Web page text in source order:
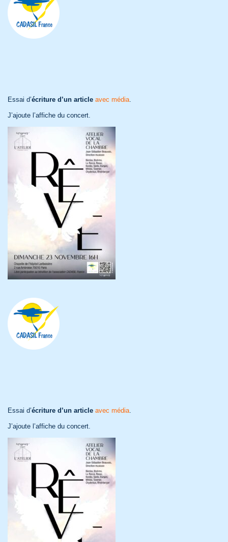
Essai d’écriture d’un article avec média.
J’ajoute l’affiche du concert.
Essai d’écriture d’un article avec média.
J’ajoute l’affiche du concert.